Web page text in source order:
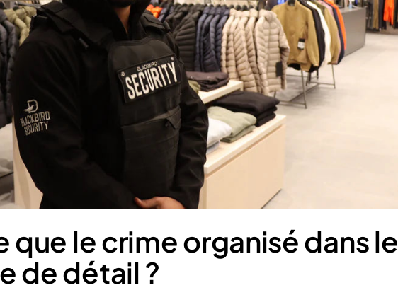
le crime organisé dans le
de détail ?